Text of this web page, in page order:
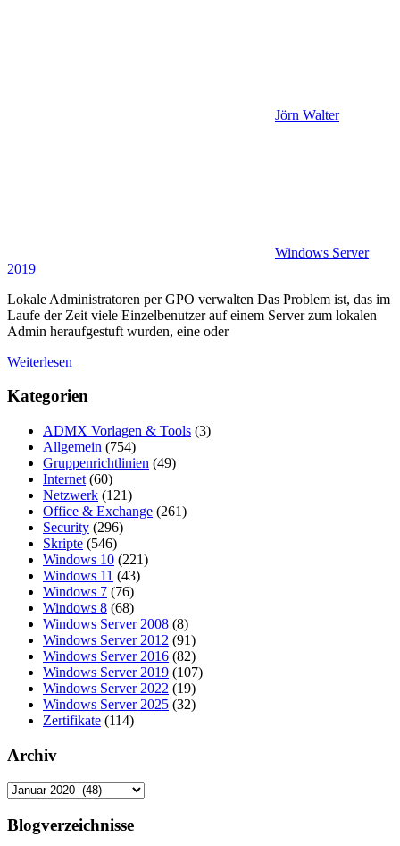
Jörn Walter
Windows Server
2019
Lokale Administratoren per GPO verwalten Das Problem ist, das im
Laufe der Zeit viele Einzelbenutzer auf einem Server zum lokalen
Admin heraufgestuft wurden, eine oder
Weiterlesen
Kategorien
ADMX Vorlagen & Tools (3)
Allgemein (754)
Gruppenrichtlinien (49)
Internet (60)
Netzwerk (121)
Office & Exchange (261)
Security (296)
Skripte (546)
Windows 10 (221)
Windows 11 (43)
Windows 7 (76)
Windows 8 (68)
Windows Server 2008 (8)
Windows Server 2012 (91)
Windows Server 2016 (82)
Windows Server 2019 (107)
Windows Server 2022 (19)
Windows Server 2025 (32)
Zertifikate (114)
Archiv
Archiv
Blogverzeichnisse